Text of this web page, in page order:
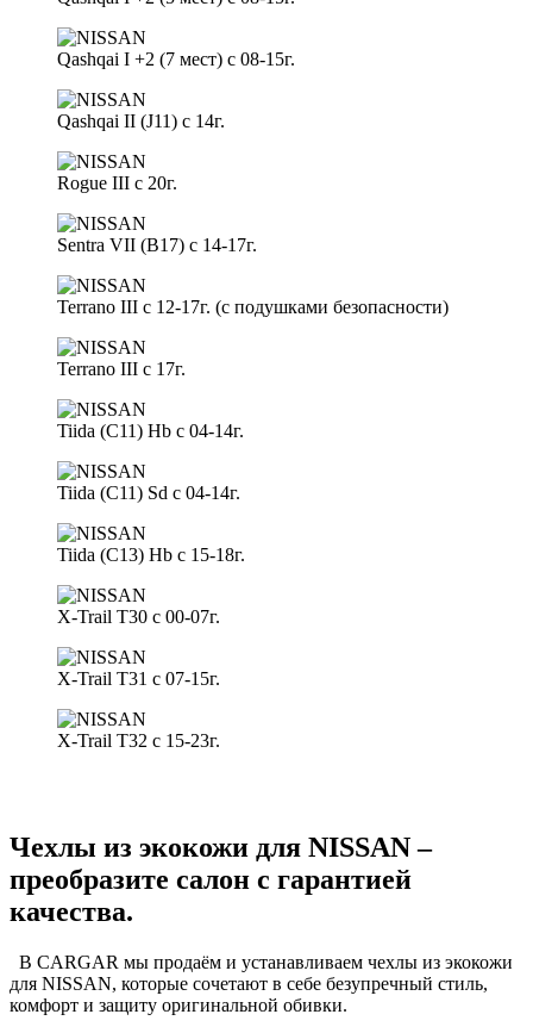
Qashqai I +2 (7 мест) с 08-15г.
Qashqai II (J11) с 14г.
Rogue III с 20г.
Sentra VII (B17) с 14-17г.
Terrano III с 12-17г. (с подушками безопасности)
Terrano III с 17г.
Tiida (С11) Hb с 04-14г.
Tiida (С11) Sd с 04-14г.
Tiida (С13) Hb c 15-18г.
X-Trail T30 с 00-07г.
X-Trail T31 с 07-15г.
X-Trail T32 с 15-23г.
Чехлы из экокожи для NISSAN –
преобразите салон с гарантией
качества.
В CARGAR мы продаём и устанавливаем чехлы из экокожи
для NISSAN, которые сочетают в себе безупречный стиль,
комфорт и защиту оригинальной обивки.